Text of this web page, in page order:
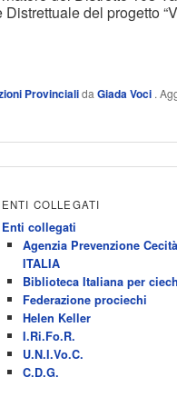
del progetto
Provincialida Giada Voci .
ENTI COLLEGATI
Enti collegati
Agenzia Prevenzione
ITALIA
Biblioteca Italiana per
Federazione prociechi
Helen Keller
I.Ri.Fo.R.
U.N.I.Vo.C.
C.D.G.